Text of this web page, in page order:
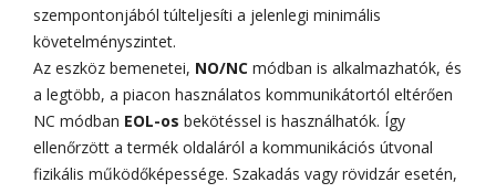
szempontonjából túlteljesíti a jelenlegi minimális
követelményszintet.
Az eszköz bemenetei, NO/NC módban is alkalmazhatók, és
a legtöbb, a piacon használatos kommunikátortól eltérően
NC módban EOL-os bekötéssel is használhatók. Így
ellenőrzött a termék oldaláról a kommunikációs útvonal
fizikális működőképessége. Szakadás vagy rövidzár esetén,